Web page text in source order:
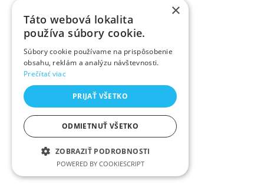
×
Táto webová lokalita
používa súbory cookie.
Súbory cookie používame na prispôsobenie
obsahu, reklám a analýzu návštevnosti.
Prečítať viac
PRIJAŤ VŠETKO
ODMIETNUŤ VŠETKO
ZOBRAZIŤ PODROBNOSTI
POWERED BY COOKIESCRIPT